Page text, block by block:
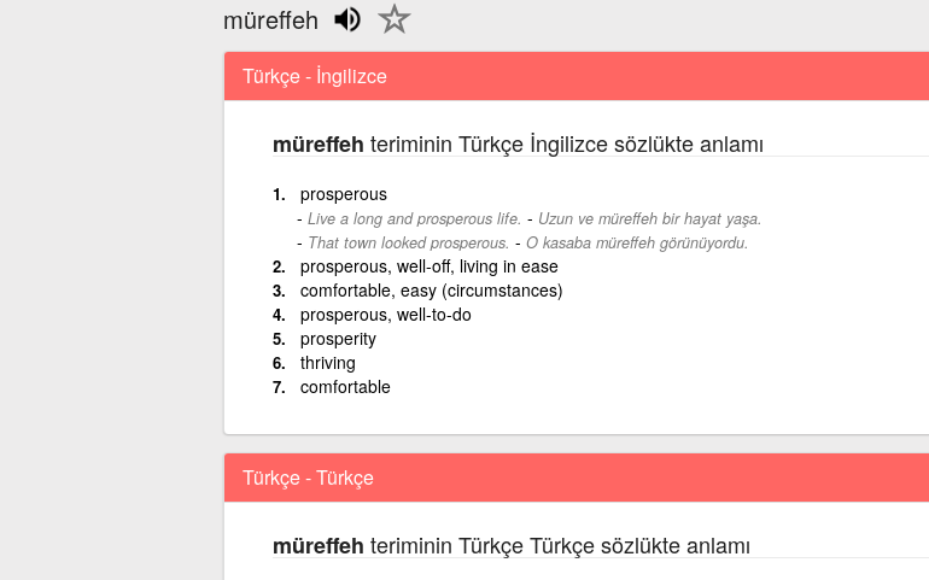
müreffeh
Türkçe - İngilizce
müreffeh teriminin Türkçe İngilizce sözlükte anlamı
prosperous
Live a long and prosperous life. - Uzun ve müreffeh bir hayat yaşa.
That town looked prosperous. - O kasaba müreffeh görünüyordu.
prosperous, well-off, living in ease
comfortable, easy (circumstances)
prosperous, well-to-do
prosperity
thriving
comfortable
Türkçe - Türkçe
müreffeh teriminin Türkçe Türkçe sözlükte anlamı